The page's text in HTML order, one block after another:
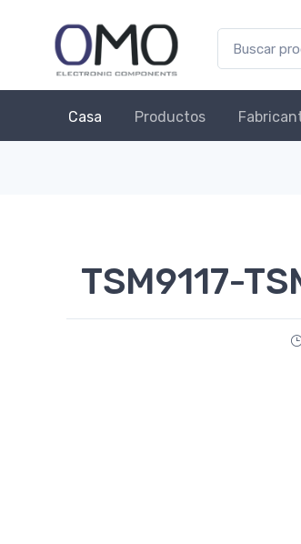
Casa Productos
TSM9117-